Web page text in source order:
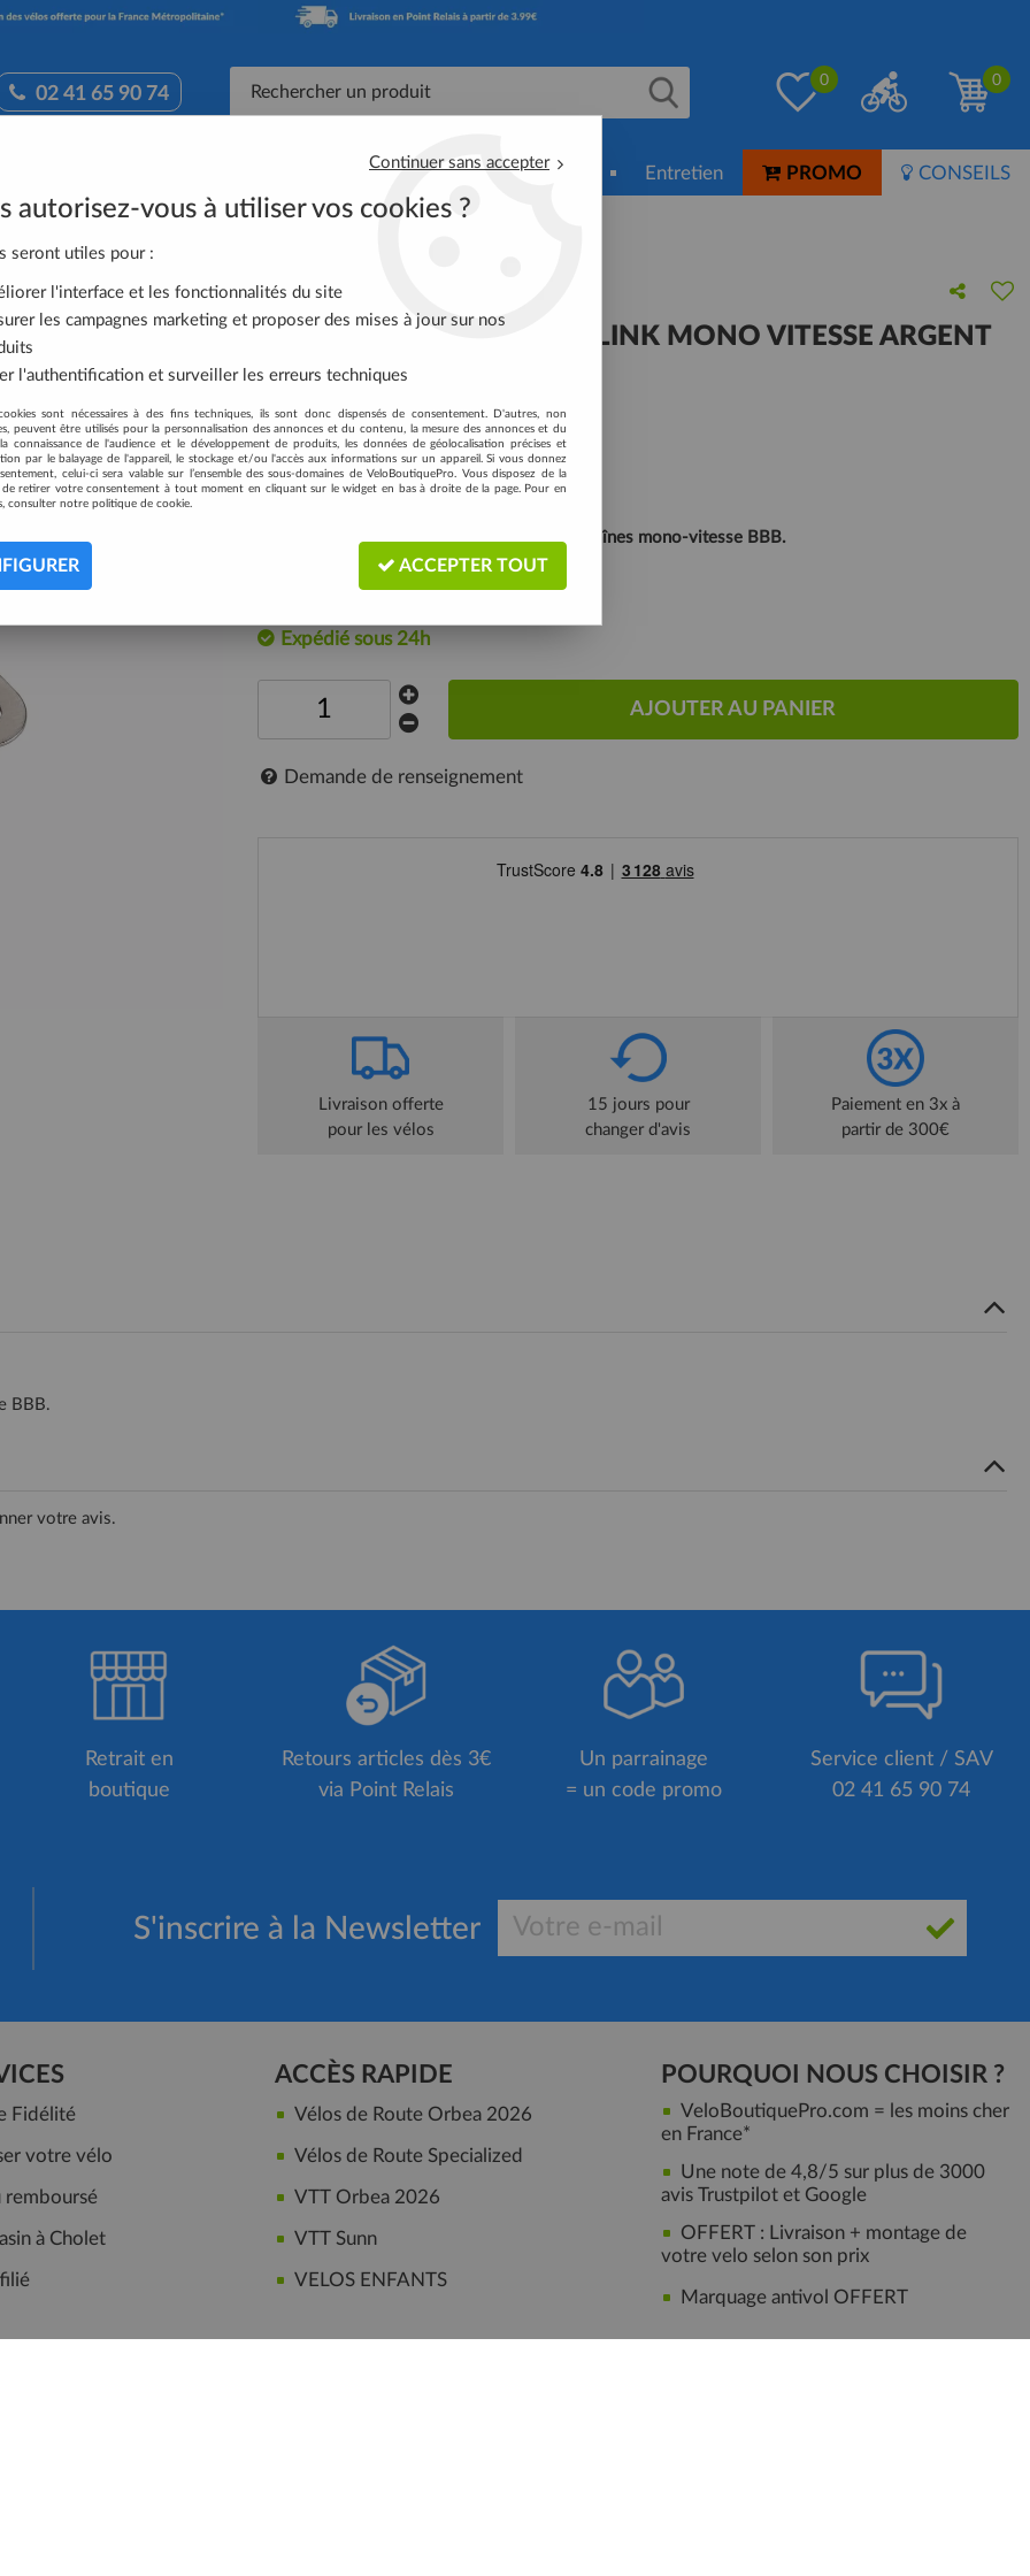
02 41 65 90 74
0 0
Équipement Cycliste Nutrition-Soin Entretien PROMO CONSEILS
SmartLink mono vitesse argent BBB
ATTACHE RAPIDE SMARTLINK MONO VITESSE ARGENT
Soyez le premier à donner votre avis !
4,95 €TTC
Attache rapide Argent compatible avec les chaînes mono-vitesse BBB.
Expédié sous 24h
AJOUTER AU PANIER
Demande de renseignement
Livraison offerte
pour les vélos
15 jours pour
changer d'avis
Paiement en 3x à
partir de 300€
BBB.
votre avis.
Retrait en
boutique
Retours articles dès 3€
via Point Relais
Un parrainage
= un code promo
Service client / SAV
02 41 65 90 74
S'inscrire à la Newsletter
Fidélité
votre vélo
remboursé
à Cholet
ACCÈS RAPIDE
Vélos de Route Orbea 2026
Vélos de Route Specialized
VTT Orbea 2026
VTT Sunn
VELOS ENFANTS
POURQUOI NOUS CHOISIR ?
VeloBoutiquePro.com = les moins cher
en France*
Une note de 4,8/5 sur plus de 3000
avis Trustpilot et Google
OFFERT : Livraison + montage de
votre velo selon son prix
Marquage antivol OFFERT
Continuer sans accepter
autorisez-vous à utiliser vos cookies ?
seront utiles pour :
l'interface et les fonctionnalités du site
les campagnes marketing et proposer des mises à jour sur nos
l'authentification et surveiller les erreurs techniques
sont nécessaires à des fins techniques, ils sont donc dispensés de consentement. D'autres, non
peuvent être utilisés pour la personnalisation des annonces et du contenu, la mesure des annonces et du
connaissance de l'audience et le développement de produits, les données de géolocalisation précises et
par le balayage de l'appareil, le stockage et/ou l'accès aux informations sur un appareil. Si vous donnez
celui-ci sera valable sur l’ensemble des sous-domaines de VeloBoutiquePro. Vous disposez de la
de retirer votre consentement à tout moment en cliquant sur le widget en bas à droite de la page. Pour en
consulter notre politique de cookie.
ACCEPTER TOUT